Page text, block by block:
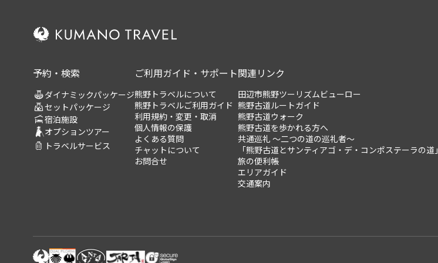
予約・検索
ダイナミックパッケージ
セットパッケージ
宿泊施設
オプションツアー
トラベルサービス
ご利用ガイド・サポート
熊野トラベルについて
熊野トラベルご利用ガイド
利用規約・変更・取消
個人情報の保護
よくある質問
チャットについて
お問合せ
関連リンク
田辺市熊野ツーリズムビューロー
熊野古道ルートガイド
熊野古道ウォーク
熊野古道を歩かれる方へ
共通巡礼 ～二つの道の巡礼者～
「熊野古道とサンティアゴ・デ・コンポステーラの道」
旅の便利帳
エリアガイド
交通案内